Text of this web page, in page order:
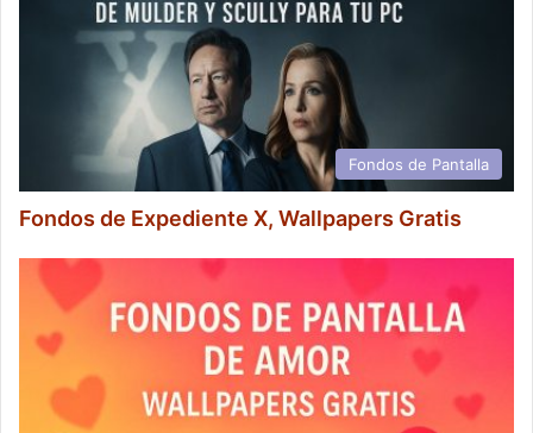
Fondos de Pantalla
Fondos de Expediente X, Wallpapers Gratis